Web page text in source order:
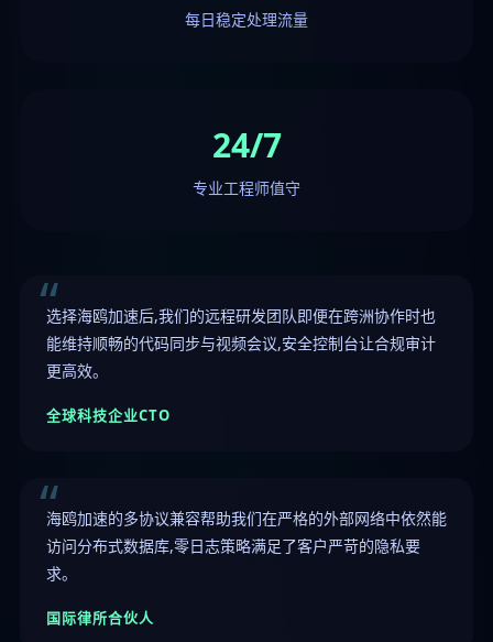
每日稳定处理流量
24/7
专业工程师值守
选择海鸥加速后,我们的远程研发团队即便在跨洲协作时也
能维持顺畅的代码同步与视频会议,安全控制台让合规审计
更高效。
全球科技企业CTO
海鸥加速的多协议兼容帮助我们在严格的外部网络中依然能
访问分布式数据库,零日志策略满足了客户严苛的隐私要
求。
国际律所合伙人